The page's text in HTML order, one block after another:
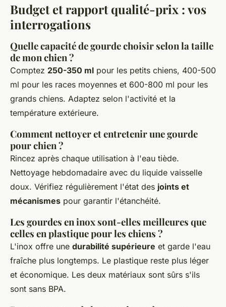
Budget et rapport qualité-prix : vos
interrogations
Quelle capacité de gourde choisir selon la taille
de mon chien ?
Comptez 250-350 ml pour les petits chiens, 400-500
ml pour les races moyennes et 600-800 ml pour les
grands chiens. Adaptez selon l'activité et la
température extérieure.
Comment nettoyer et entretenir une gourde
pour chien ?
Rincez après chaque utilisation à l'eau tiède.
Nettoyage hebdomadaire avec du liquide vaisselle
doux. Vérifiez régulièrement l'état des joints et
mécanismes pour garantir l'étanchéité.
Les gourdes en inox sont-elles meilleures que
celles en plastique pour les chiens ?
L'inox offre une durabilité supérieure et garde l'eau
fraîche plus longtemps. Le plastique reste plus léger
et économique. Les deux matériaux sont sûrs s'ils
sont sans BPA.